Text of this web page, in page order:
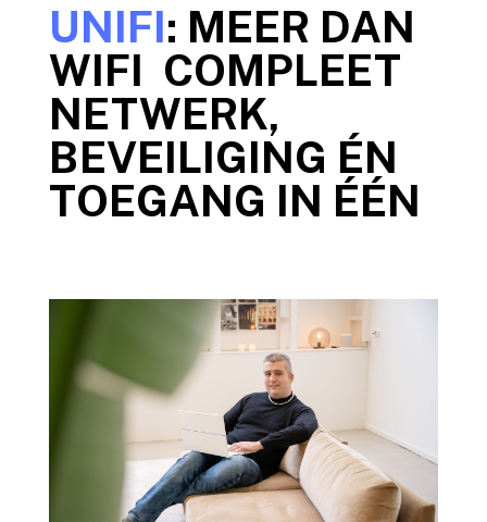
UNIFI: MEER DAN
WIFI COMPLEET
NETWERK,
BEVEILIGING ÉN
TOEGANG IN ÉÉN